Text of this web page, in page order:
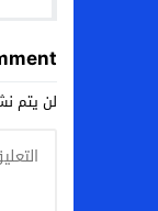
لن يتم